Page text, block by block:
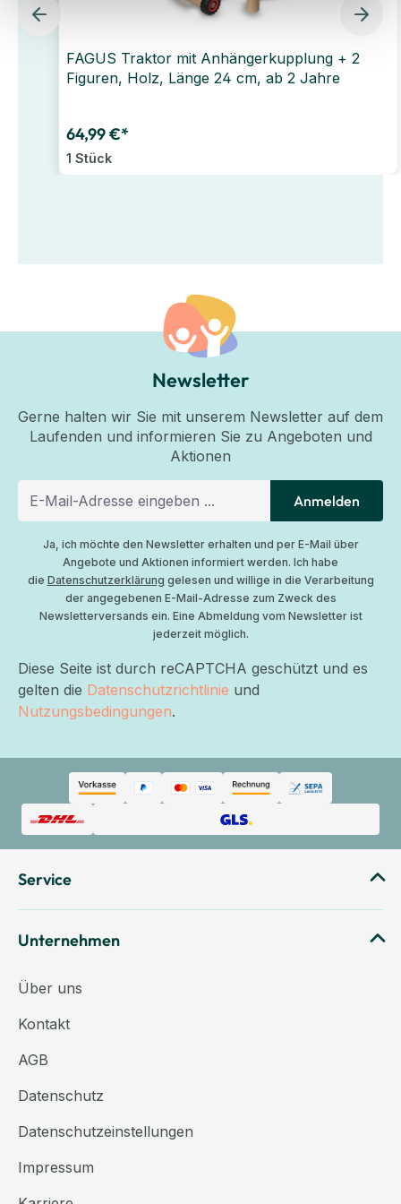
FAGUS Traktor mit Anhängerkupplung + 2
Figuren, Holz, Länge 24 cm, ab 2 Jahre
64,99 €*
1 Stück
Newsletter
Gerne halten wir Sie mit unserem Newsletter auf dem
Laufenden und informieren Sie zu Angeboten und
Aktionen
Anmelden
Ja, ich möchte den Newsletter erhalten und per E-Mail über
Angebote und Aktionen informiert werden. Ich habe
die Datenschutzerklärung gelesen und willige in die Verarbeitung
der angegebenen E-Mail-Adresse zum Zweck des
Newsletterversands ein. Eine Abmeldung vom Newsletter ist
jederzeit möglich.
Diese Seite ist durch reCAPTCHA geschützt und es
gelten die Datenschutzrichtlinie und
Nutzungsbedingungen.
Service
Unternehmen
Über uns
Kontakt
AGB
Datenschutz
Datenschutzeinstellungen
Impressum